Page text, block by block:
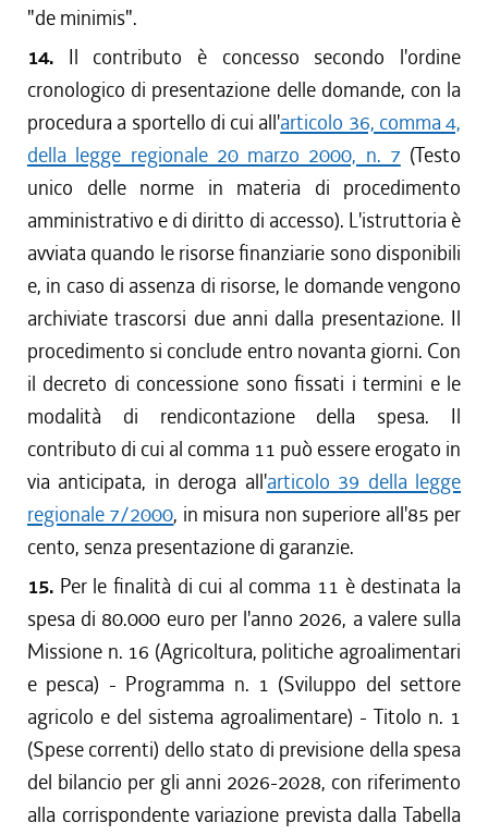
"de minimis".
14. Il contributo è concesso secondo l'ordine
cronologico di presentazione delle domande, con la
procedura a sportello di cui all'articolo 36, comma 4,
della legge regionale 20 marzo 2000, n. 7 (Testo
unico delle norme in materia di procedimento
amministrativo e di diritto di accesso). L'istruttoria è
avviata quando le risorse finanziarie sono disponibili
e, in caso di assenza di risorse, le domande vengono
archiviate trascorsi due anni dalla presentazione. Il
procedimento si conclude entro novanta giorni. Con
il decreto di concessione sono fissati i termini e le
modalità di rendicontazione della spesa. Il
contributo di cui al comma 11 può essere erogato in
via anticipata, in deroga all'articolo 39 della legge
regionale 7/2000, in misura non superiore all'85 per
cento, senza presentazione di garanzie.
15. Per le finalità di cui al comma 11 è destinata la
spesa di 80.000 euro per l'anno 2026, a valere sulla
Missione n. 16 (Agricoltura, politiche agroalimentari
e pesca) - Programma n. 1 (Sviluppo del settore
agricolo e del sistema agroalimentare) - Titolo n. 1
(Spese correnti) dello stato di previsione della spesa
del bilancio per gli anni 2026-2028, con riferimento
alla corrispondente variazione prevista dalla Tabella